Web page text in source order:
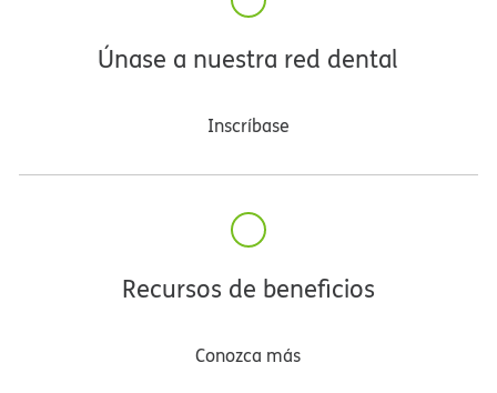
Únase a nuestra red dental​​
Inscríbase​​
Recursos de beneficios​​
Conozca más​​